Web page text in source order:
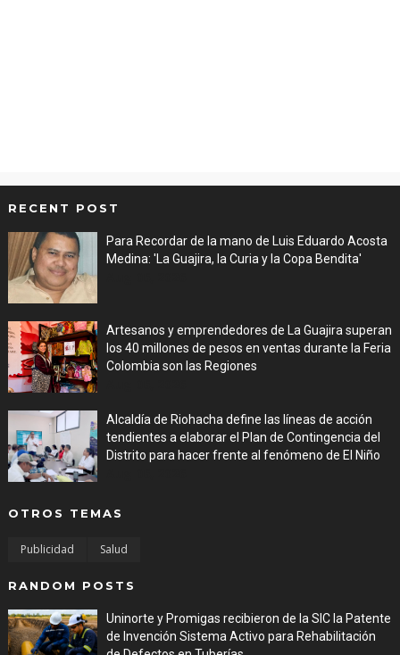
RECENT POST
Para Recordar de la mano de Luis Eduardo Acosta
Medina: 'La Guajira, la Curia y la Copa Bendita'
Artesanos y emprendedores de La Guajira superan
los 40 millones de pesos en ventas durante la Feria
Colombia son las Regiones
Alcaldía de Riohacha define las líneas de acción
tendientes a elaborar el Plan de Contingencia del
Distrito para hacer frente al fenómeno de El Niño
OTROS TEMAS
Publicidad Salud
RANDOM POSTS
Uninorte y Promigas recibieron de la SIC la Patente
de Invención Sistema Activo para Rehabilitación